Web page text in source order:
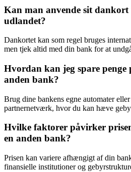
Kan man anvende sit dankort
udlandet?
Dankortet kan som regel bruges
men tjek altid med din bank for at
Hvordan kan jeg spare
anden bank?
Brug dine bankens egne automater
partnernetværk, hvor du kan hæve
Hvilke faktorer påvirker
en anden bank?
Prisen kan variere afhængigt af din
finansielle institutioner og